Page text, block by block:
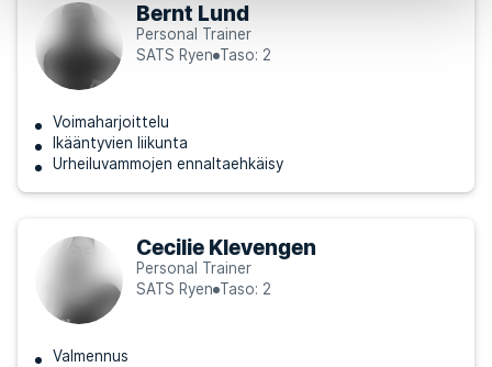
Bernt Lund
Personal Trainer
SATS Ryen Taso: 2
Voimaharjoittelu
Ikääntyvien liikunta
Urheiluvammojen ennaltaehkäisy
Cecilie Klevengen
Personal Trainer
SATS Ryen Taso: 2
Valmennus